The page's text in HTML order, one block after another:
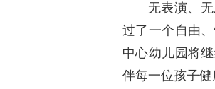
无表演、
过了一个自由
中心幼儿园将
伴每一位孩子